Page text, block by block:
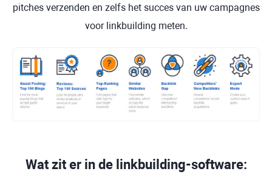
pitches verzenden en zelfs het succes van uw campagnes
voor linkbuilding meten.
Wat zit er in de linkbuilding-software: